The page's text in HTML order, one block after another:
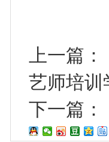
上一篇：
艺师培训
下一篇：